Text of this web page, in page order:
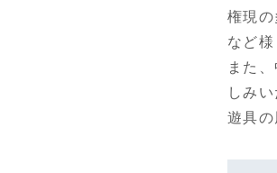
権現の
など
また
しみい
遊具の